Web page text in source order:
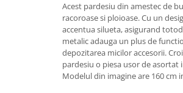
Acest pardesiu din amestec de
racoroase si ploioase. Cu un
accentua silueta, asigurand
metalic adauga un plus de
depozitarea micilor accesorii.
pardesiu o piesa usor de asortat
Modelul din imagine are 160 cm